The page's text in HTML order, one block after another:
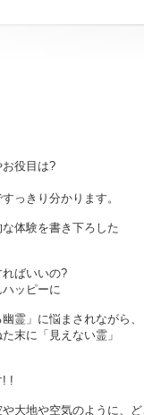
役目は?
っきり分かります。
体験を書き下ろした
ばいいの?
ッピーに
霊」に悩まされながら、
末に「見えない霊」
! !
大地や空気のように、